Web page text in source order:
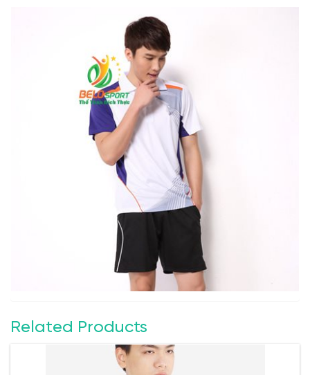
Related Products